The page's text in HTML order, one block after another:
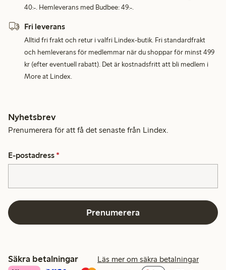
40:-. Hemleverans med Budbee: 49:-.
Fri leverans
Alltid fri frakt och retur i valfri Lindex-butik. Fri standardfrakt
och hemleverans för medlemmar när du shoppar för minst 499
kr (efter eventuell rabatt). Det är kostnadsfritt att bli medlem i
More at Lindex.
Nyhetsbrev
Prenumerera för att få det senaste från Lindex.
E-postadress *
Prenumerera
Säkra betalningar Läs mer om säkra betalningar